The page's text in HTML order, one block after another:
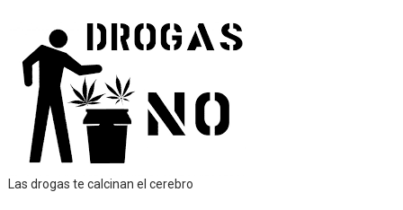
Las drogas te calcinan el cerebro